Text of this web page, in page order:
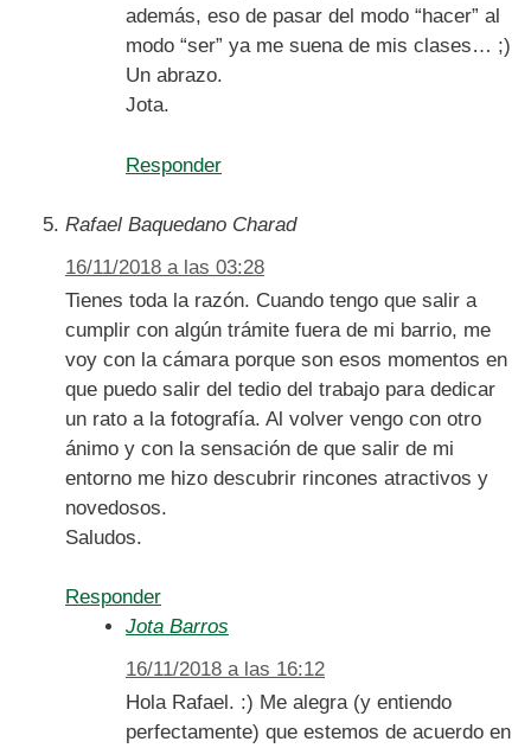
además, eso de pasar del modo “hacer” al
modo “ser” ya me suena de mis clases… ;)
Un abrazo.
Jota.
Responder
Rafael Baquedano Charad
16/11/2018 a las 03:28
Tienes toda la razón. Cuando tengo que salir a
cumplir con algún trámite fuera de mi barrio, me
voy con la cámara porque son esos momentos en
que puedo salir del tedio del trabajo para dedicar
un rato a la fotografía. Al volver vengo con otro
ánimo y con la sensación de que salir de mi
entorno me hizo descubrir rincones atractivos y
novedosos.
Saludos.
Responder
Jota Barros
16/11/2018 a las 16:12
Hola Rafael. :) Me alegra (y entiendo
perfectamente) que estemos de acuerdo en